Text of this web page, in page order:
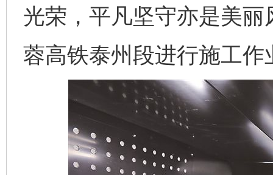
光荣，平凡坚守亦是美
蓉高铁泰州段进行施工